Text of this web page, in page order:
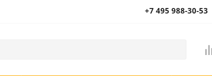
+7 495 988-30-53